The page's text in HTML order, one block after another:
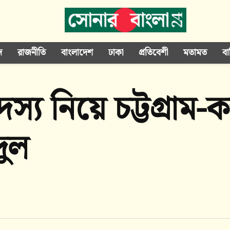
রাজনীতি বাংলাদেশ ঢাকা প্রতিবেশী মতামত
নিয়ে